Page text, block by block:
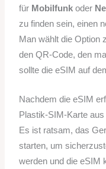
für Mobilfunk oder
zu finden sein, einen
Man wählt die Option
den QR-Code, den
sollte die eSIM auf
Nachdem die eSIM
Plastik-SIM-Karte
Es ist ratsam, das
starten, um
werden und die eSIM